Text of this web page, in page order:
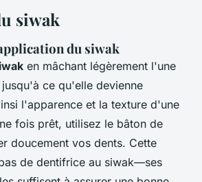
siwak
du siwak
en mâchant légèrement l'une
ce qu'elle devienne
l'apparence et la texture d'une
fois prêt, utilisez le bâton de
doucement vos dents. Cette
de dentifrice au siwak—ses